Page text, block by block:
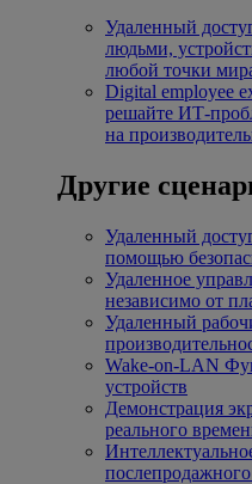
Удаленный
людьми,
любой точки
Digital employee
решайте ИТ-
на
Другие
Удаленный
помощью
Удаленное
независимо от
Удаленный
Wake-on-LAN
устройств
Демонстрация
реального